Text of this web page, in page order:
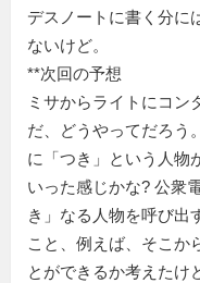
デスノートに書く分に
ないけど。
**次回の予想
ミサからライトにコン
だ、どうやってだろう
に「つき」という人物
いった感じかな? 公衆
き」なる人物を呼び出
こと、例えば、そこか
とができるか考えたけ